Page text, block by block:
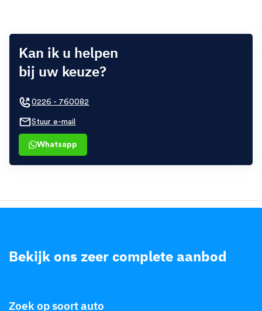
Kan ik u helpen
bij uw keuze?
0226 - 760082
Stuur e-mail
Whatsapp
Bekijk ons zeer complete aanbod
Zoek op soort auto